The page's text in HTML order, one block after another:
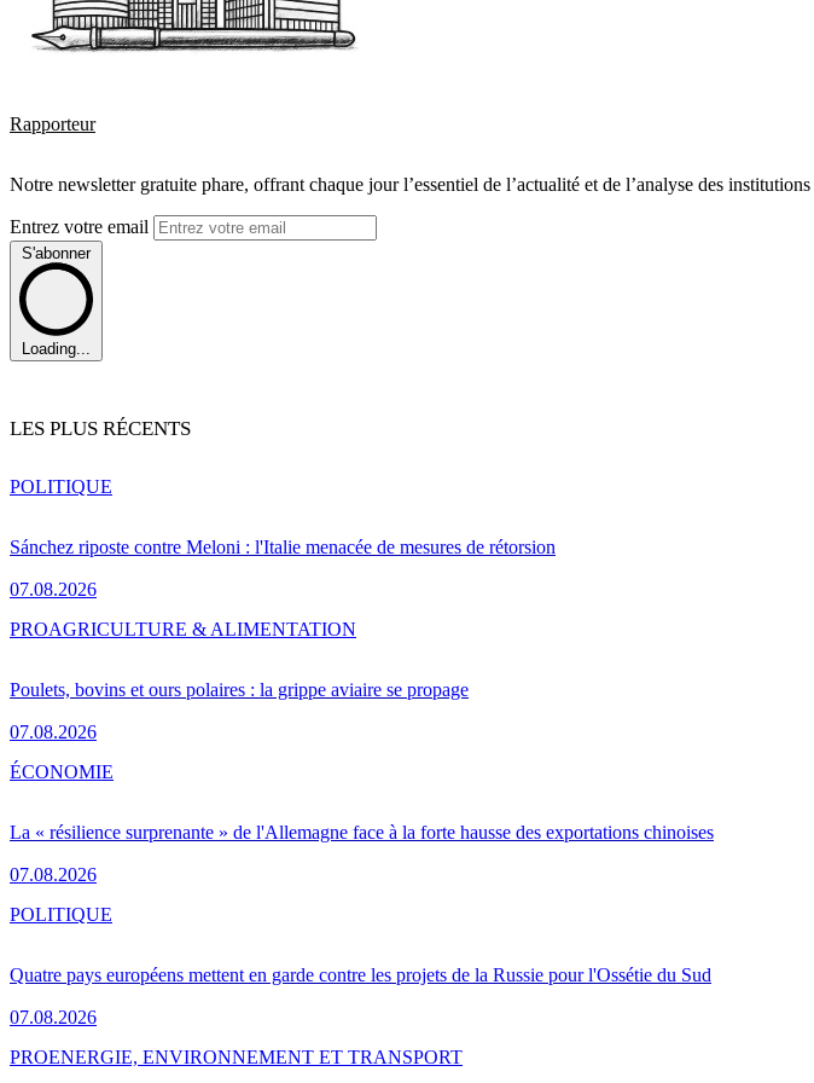
Rapporteur
Notre newsletter gratuite phare, offrant chaque jour l’essentiel de l’actualité et de l’analyse des
Entrez votre email
S'abonner
Loading...
LES PLUS RÉCENTS
Sánchez riposte contre Meloni : l'Italie menacée de mesures de rétorsion
07.08.2026
POLITIQUE
Poulets, bovins et ours polaires : la grippe aviaire se propage
07.08.2026
PROAGRICULTURE & ALIMENTATION
La « résilience surprenante » de l'Allemagne face à la forte hausse des exportations chinoises
07.08.2026
ÉCONOMIE
Quatre pays européens mettent en garde contre les projets de la Russie pour l'Ossétie du Sud
07.08.2026
POLITIQUE
PROENERGIE, ENVIRONNEMENT ET TRANSPORT